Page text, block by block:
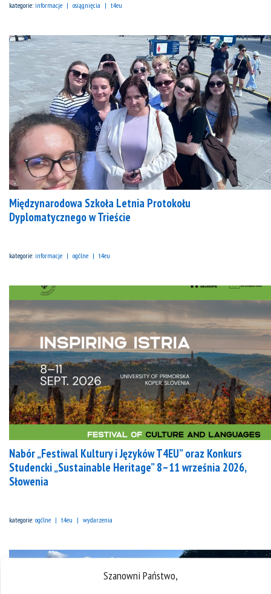
Szanowni Państwo,
kategorie: informacje osiągnięcia t4eu
Międzynarodowa Szkoła Letnia Protokołu
Dyplomatycznego w Trieście
kategorie: informacje ogólne t4eu
Nabór „Festiwal Kultury i Języków T4EU” oraz Konkurs
Studencki „Sustainable Heritage” 8–11 września 2026,
Słowenia
kategorie: ogólne t4eu wydarzenia